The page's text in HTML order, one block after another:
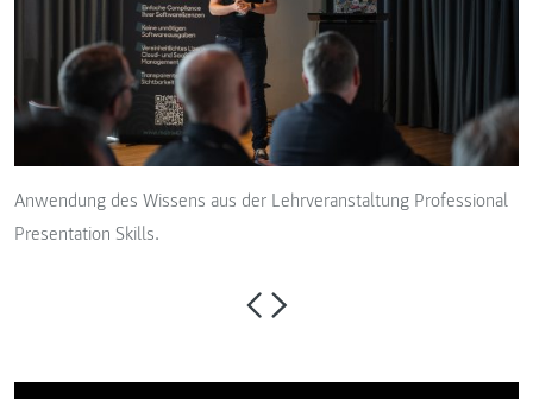
Anwendung des Wissens aus der Lehrveranstaltung Professional
Presentation Skills.